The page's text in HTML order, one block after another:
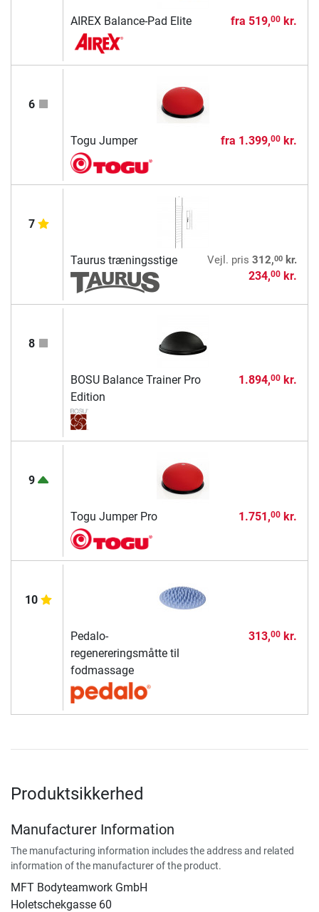
AIREX Balance-Pad Elite fra 519,00kr.
6
Togu Jumper fra 1.399,00kr.
7
Taurus træningsstige Vejl. pris 312,00kr.
234,00kr.
8
BOSU Balance Trainer Pro
Edition
1.894,00kr.
9
Togu Jumper Pro 1.751,00kr.
10
Pedalo-
regenereringsmåtte til
fodmassage
313,00kr.
Produktsikkerhed
Manufacturer Information
The manufacturing information includes the address and related
information of the manufacturer of the product.
MFT Bodyteamwork GmbH
Holetschekgasse 60